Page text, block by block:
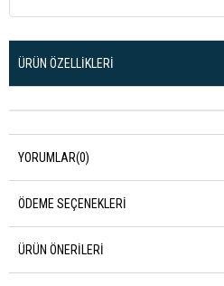
ÜRÜN ÖZELLIKLERI
YORUMLAR(0)
ÖDEME SEÇENEKLERI
ÜRÜN ÖNERILERI